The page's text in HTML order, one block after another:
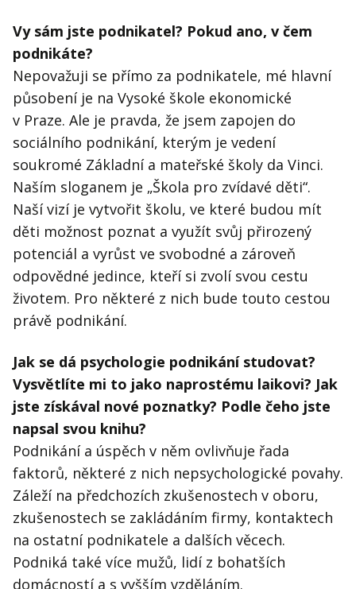
Vy sám jste podnikatel? Pokud ano, v čem
podnikáte?
Nepovažuji se přímo za podnikatele, mé hlavní
působení je na Vysoké škole ekonomické
v Praze. Ale je pravda, že jsem zapojen do
sociálního podnikání, kterým je vedení
soukromé Základní a mateřské školy da Vinci.
Naším sloganem je „Škola pro zvídavé děti“.
Naší vizí je vytvořit školu, ve které budou mít
děti možnost poznat a využít svůj přirozený
potenciál a vyrůst ve svobodné a zároveň
odpovědné jedince, kteří si zvolí svou cestu
životem. Pro některé z nich bude touto cestou
právě podnikání.
Jak se dá psychologie podnikání studovat?
Vysvětlíte mi to jako naprostému laikovi? Jak
jste získával nové poznatky? Podle čeho jste
napsal svou knihu?
Podnikání a úspěch v něm ovlivňuje řada
faktorů, některé z nich nepsychologické povahy.
Záleží na předchozích zkušenostech v oboru,
zkušenostech se zakládáním firmy, kontaktech
na ostatní podnikatele a dalších věcech.
Podniká také více mužů, lidí z bohatších
domácností a s vyšším vzděláním.